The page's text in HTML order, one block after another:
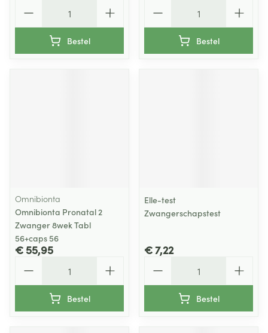
Bestel Bestel
Omnibionta
Omnibionta Pronatal 2
Zwanger 8wek Tabl
56+caps 56
€ 55,95
Bestel
Elle-test
Zwangerschapstest
€ 7,22
Bestel